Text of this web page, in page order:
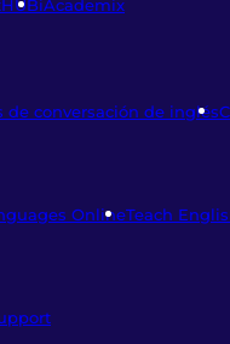
iAcademix
de conversación de inglés
OnlineTeach